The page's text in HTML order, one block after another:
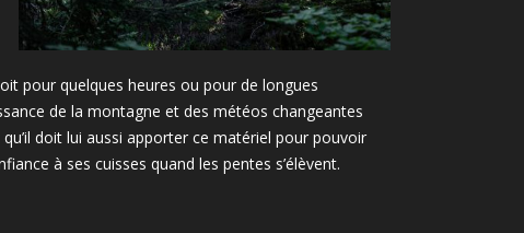
pour quelques heures ou pour de longues
de la montagne et des météos changeantes
doit lui aussi apporter ce matériel pour pouvoir
à ses cuisses quand les pentes s’élèvent.